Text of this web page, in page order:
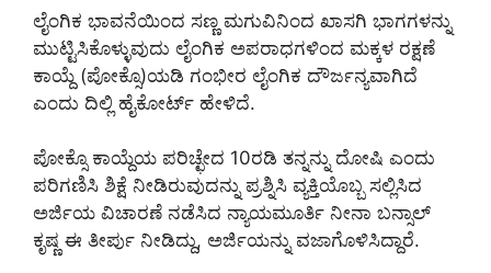
ಲೈಂಗಿಕ ಭಾವನೆಯಿಂದ ಸಣ್ಣ ಮಗುವಿನಿಂದ ಖಾಸಗಿ ಭಾಗಗಳನ್ನು
ಮುಟ್ಟಿಸಿಕೊಳ್ಳುವುದು ಲೈಂಗಿಕ ಅಪರಾಧಗಳಿಂದ ಮಕ್ಕಳ ರಕ್ಷಣೆ
ಕಾಯ್ದೆ (ಪೋಕ್ಸೊ)ಯಡಿ ಗಂಭೀರ ಲೈಂಗಿಕ ದೌರ್ಜನ್ಯವಾಗಿದೆ
ಎಂದು ದಿಲ್ಲಿ ಹೈಕೋರ್ಟ್ ಹೇಳಿದೆ.
ಪೋಕ್ಸೊ ಕಾಯ್ದೆಯ ಪರಿಚ್ಛೇದ 10ರಡಿ ತನ್ನನ್ನು ದೋಷಿ ಎಂದು
ಪರಿಗಣಿಸಿ ಶಿಕ್ಷೆ ನೀಡಿರುವುದನ್ನು ಪ್ರಶ್ನಿಸಿ ವ್ಯಕ್ತಿಯೊಬ್ಬ ಸಲ್ಲಿಸಿದ
ಅರ್ಜಿಯ ವಿಚಾರಣೆ ನಡೆಸಿದ ನ್ಯಾಯಮೂರ್ತಿ ನೀನಾ ಬನ್ಸಾಲ್
ಕೃಷ್ಣ ಈ ತೀರ್ಪು ನೀಡಿದ್ದು, ಅರ್ಜಿಯನ್ನು ವಜಾಗೊಳಿಸಿದ್ದಾರೆ.